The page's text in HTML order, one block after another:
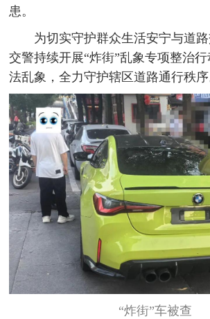
患。
为切实守护群众生活安宁与道
交警持续开展“炸街”乱象专项整治
法乱象，全力守护辖区道路通行秩序
“炸街”车被查